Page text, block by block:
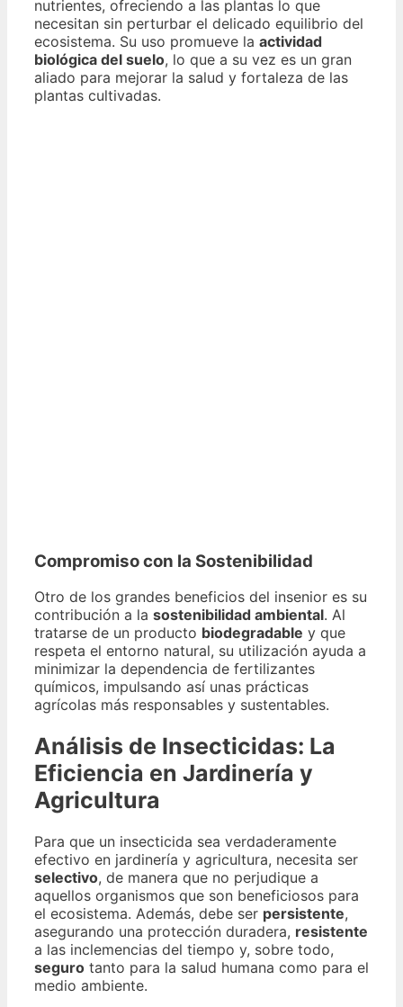
nutrientes, ofreciendo a las plantas lo que
necesitan sin perturbar el delicado equilibrio del
ecosistema. Su uso promueve la actividad
biológica del suelo, lo que a su vez es un gran
aliado para mejorar la salud y fortaleza de las
plantas cultivadas.
Compromiso con la Sostenibilidad
Otro de los grandes beneficios del insenior es su
contribución a la sostenibilidad ambiental. Al
tratarse de un producto biodegradable y que
respeta el entorno natural, su utilización ayuda a
minimizar la dependencia de fertilizantes
químicos, impulsando así unas prácticas
agrícolas más responsables y sustentables.
Análisis de Insecticidas: La
Eficiencia en Jardinería y
Agricultura
Para que un insecticida sea verdaderamente
efectivo en jardinería y agricultura, necesita ser
selectivo, de manera que no perjudique a
aquellos organismos que son beneficiosos para
el ecosistema. Además, debe ser persistente,
asegurando una protección duradera, resistente
a las inclemencias del tiempo y, sobre todo,
seguro tanto para la salud humana como para el
medio ambiente.